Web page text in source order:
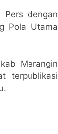
Pers dengan
Pola Utama
Merangin
terpublikasi